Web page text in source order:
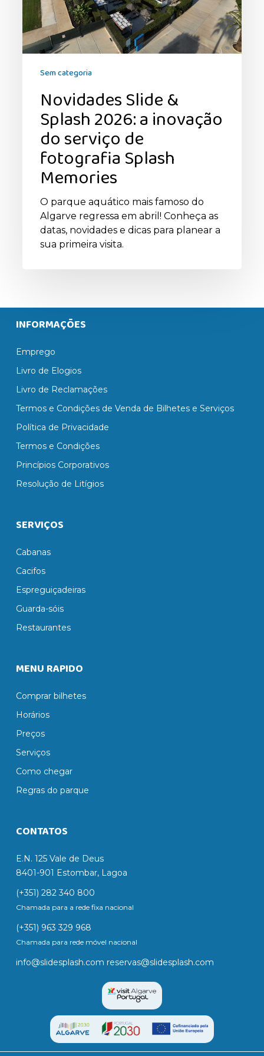
serviço
de
fotografia
Splash
Sem categoria
Novidades Slide &
Splash 2026: a inovação
do serviço de
fotografia Splash
Memories
O parque aquático mais famoso do
Algarve regressa em abril! Conheça as
datas, novidades e dicas para planear a
sua primeira visita.
INFORMAÇÕES
Emprego
Livro de Elogios
Livro de Reclamações
Termos e Condições de Venda de Bilhetes e Serviços
Política de Privacidade
Termos e Condições
Princípios Corporativos
Resolução de Litígios
SERVIÇOS
Cabanas
Cacifos
Espreguiçadeiras
Guarda-sóis
Restaurantes
MENU RAPIDO
Comprar bilhetes
Horários
Preços
Serviços
Como chegar
Regras do parque
CONTATOS
E.N. 125 Vale de Deus
8401-901 Estombar, Lagoa
(+351) 282 340 800
Chamada para a rede fixa nacional
(+351) 963 329 968
Chamada para rede móvel nacional
info@slidesplash.com reservas@slidesplash.com